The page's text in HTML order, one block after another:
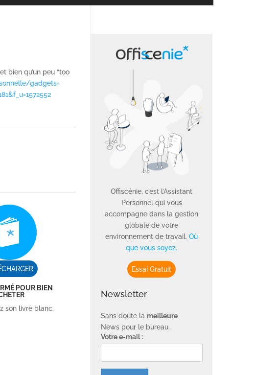
bien qu’un peu “too
gadgets-
POUR BIEN
son livre blanc.
Offiscénie, c’est l’Assistant
Personnel qui vous
accompagne dans la gestion
globale de votre
environnement de travail.Où
que vous soyez.
Essai Gratuit
Newsletter
Sans doute la meilleure
News pour le bureau.
Votre e-mail :